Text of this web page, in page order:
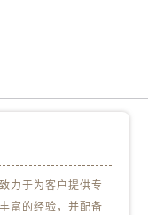
力于为客户提供专
富的经验，并配备